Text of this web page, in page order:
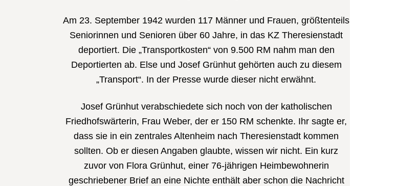
Am 23. September 1942 wurden 117 Männer und Frauen, größtenteils
Seniorinnen und Senioren über 60 Jahre, in das KZ Theresienstadt
deportiert. Die „Transportkosten“ von 9.500 RM nahm man den
Deportierten ab. Else und Josef Grünhut gehörten auch zu diesem
„Transport“. In der Presse wurde dieser nicht erwähnt.
Josef Grünhut verabschiedete sich noch von der katholischen
Friedhofswärterin, Frau Weber, der er 150 RM schenkte. Ihr sagte er,
dass sie in ein zentrales Altenheim nach Theresienstadt kommen
sollten. Ob er diesen Angaben glaubte, wissen wir nicht. Ein kurz
zuvor von Flora Grünhut, einer 76-jährigen Heimbewohnerin
geschriebener Brief an eine Nichte enthält aber schon die Nachricht